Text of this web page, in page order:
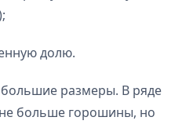
долю.
размеры. В ряде
больше горошины, но